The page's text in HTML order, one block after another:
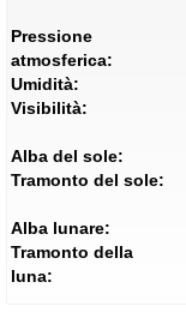
Pressione
atmosferica:
Umidità:
Visibilità:
Alba del sole:
Tramonto del sole:
Alba lunare:
Tramonto della
luna: